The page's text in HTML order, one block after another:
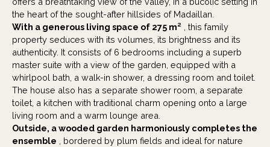
the heart of the sought-after hillsides of Madaillan.
With a generous living space of 275 m² , this family
property seduces with its volumes, its brightness and its
authenticity. It consists of 6 bedrooms including a superb
master suite with a view of the garden, equipped with a
whirlpool bath, a walk-in shower, a dressing room and toilet.
The house also has a separate shower room, a separate
toilet, a kitchen with traditional charm opening onto a large
living room and a warm lounge area.
Outside, a wooded garden harmoniously completes the
ensemble , bordered by plum fields and ideal for nature